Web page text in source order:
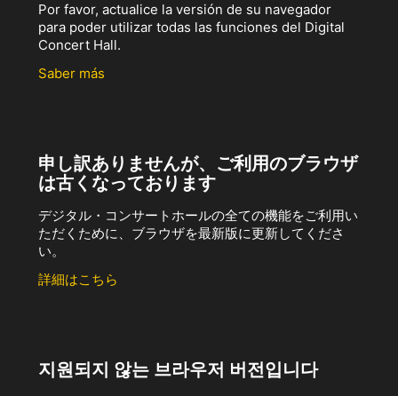
Por favor, actualice la versión de su navegador
para poder utilizar todas las funciones del Digital
Concert Hall.
Saber más
申し訳ありませんが、ご利用のブラウザ
は古くなっております
デジタル・コンサートホールの全ての機能をご利用い
ただくために、ブラウザを最新版に更新してくださ
い。
詳細はこちら
지원되지 않는 브라우저 버전입니다